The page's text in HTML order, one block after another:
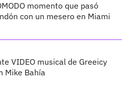
momento que pasó
con un mesero en Miami
VIDEO musical de Greeicy
Mike Bahía